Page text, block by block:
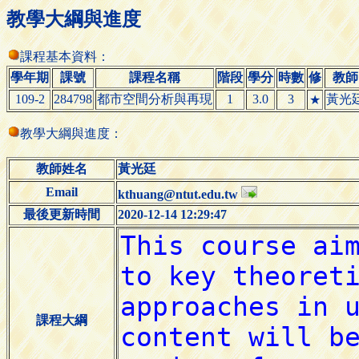
教學大綱與進度
課程基本資料：
學年期
課號 課程名稱 階段 學分 時數 修
教師
109-2
284798 都市空間分析與再現 1 3.0 3 ★ 黃光
教學大綱與進度：
教師姓名
黃光廷
Email
kthuang@ntut.edu.tw
最後更新時間
2020-12-14 12:29:47
課程大綱